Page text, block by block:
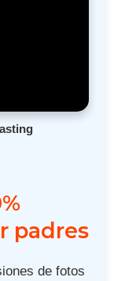
padres
de fotos